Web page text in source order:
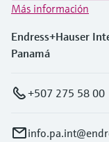
Más información
Endress+Hauser
Panamá
+507 275 58 00